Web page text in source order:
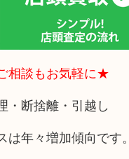
相談もお気軽に★
・断捨離・引越し
年々増加傾向です。